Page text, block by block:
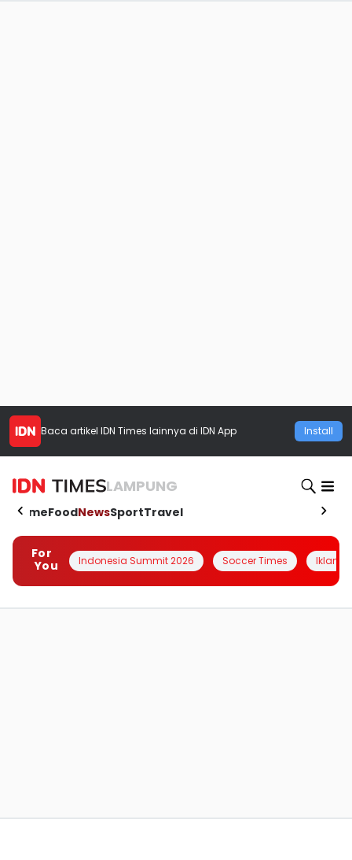
Baca artikel IDN Times lainnya di IDN App Install
LAMPUNG
HomeFoodNewsSportTravel
For
You
Indonesia Summit 2026 Soccer Times Iklanin